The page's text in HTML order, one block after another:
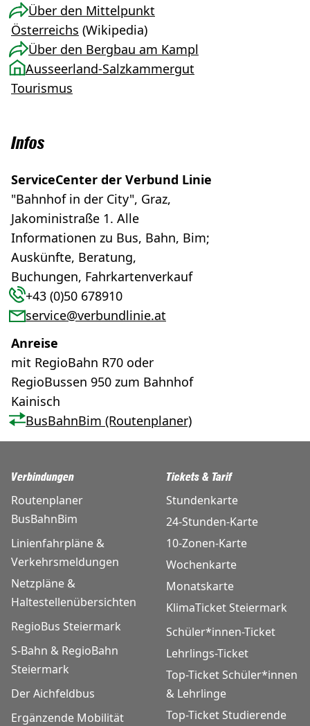
Über den Mittelpunkt
Österreichs (Wikipedia)
Über den Bergbau am Kampl
Ausseerland-Salzkammergut
Tourismus
Infos
ServiceCenter der Verbund Linie
"Bahnhof in der City", Graz,
Jakoministraße 1. Alle
Informationen zu Bus, Bahn, Bim;
Auskünfte, Beratung,
Buchungen, Fahrkartenverkauf
+43 (0)50 678910
service@verbundlinie.at
Anreise
mit RegioBahn R70 oder
RegioBussen 950 zum Bahnhof
Kainisch
BusBahnBim (Routenplaner)
Verbindungen
Routenplaner
BusBahnBim
Linienfahrpläne &
Verkehrsmeldungen
Netzpläne &
Haltestellenübersichten
RegioBus Steiermark
S-Bahn & RegioBahn
Steiermark
Der Aichfeldbus
Ergänzende Mobilität
Tickets & Tarif
Stundenkarte
24-Stunden-Karte
10-Zonen-Karte
Wochenkarte
Monatskarte
KlimaTicket Steiermark
Schüler*innen-Ticket
Lehrlings-Ticket
Top-Ticket Schüler*innen
& Lehrlinge
Top-Ticket Studierende